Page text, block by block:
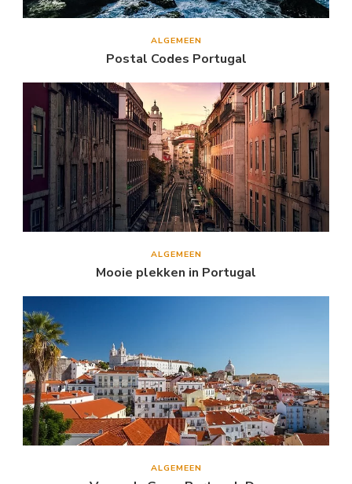
ALGEMEEN
Postal Codes Portugal
ALGEMEEN
Mooie plekken in Portugal
ALGEMEEN